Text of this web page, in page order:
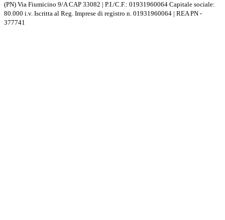
(PN) Via Fiumicino 9/A CAP 33082 | P.I./C.F.: 01931960064 Capitale sociale:
80.000 i.v. Iscritta al Reg. Imprese di registro n. 01931960064 | REA PN -
377741